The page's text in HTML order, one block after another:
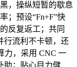
，操纵短暂的歇息
；预设“Fn+F”快
反复返工；共同
行流利不卡顿，还
力，采用 CNC 一
助；贴心目力健